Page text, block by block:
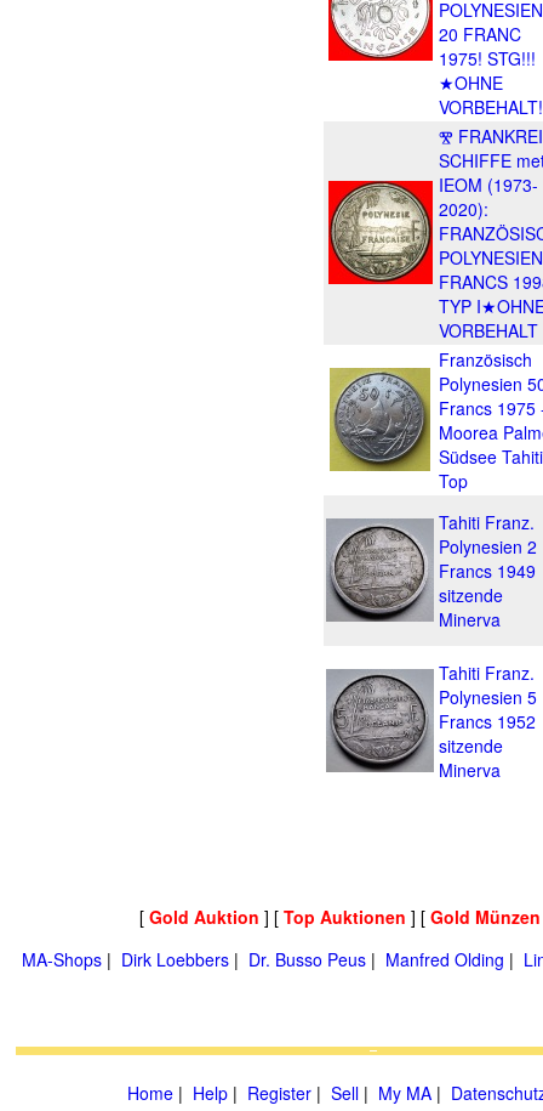
20 FRANC
1975! STG!!!
★OHNE
VORBEHALT!
Ⰺ
SCHIFFE
IEOM (1973-
2020):
FRANCS
TYP
VORBEHALT
Französisch
Polynesien
Francs 1975
Moorea
Südsee
Top
Tahiti Franz.
Polynesien 2
Francs 1949
sitzende
Minerva
Tahiti Franz.
Polynesien 5
Francs 1952
sitzende
Minerva
[ Gold Auktion ] [ Top Auktionen ] [ Gold
MA-Shops | Dirk Loebbers | Dr. Busso Peus | Manfred Olding |
Home | Help | Register | Sell | My MA |